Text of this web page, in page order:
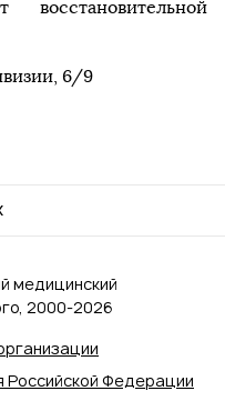
восстановительной
6/9
Российской Федерации
медицинский
2000‑2026